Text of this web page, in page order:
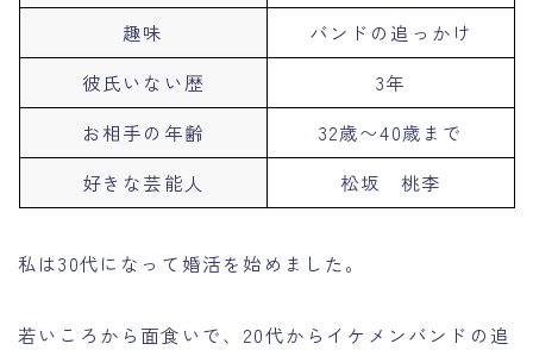
趣味
バンドの追っかけ
彼氏いない歴
3年
お相手の年齢
32歳〜40歳まで
好きな芸能人
松坂 桃李
私は30代になって婚活を始めました。
若いころから面食いで、20代からイケメンバンドの追